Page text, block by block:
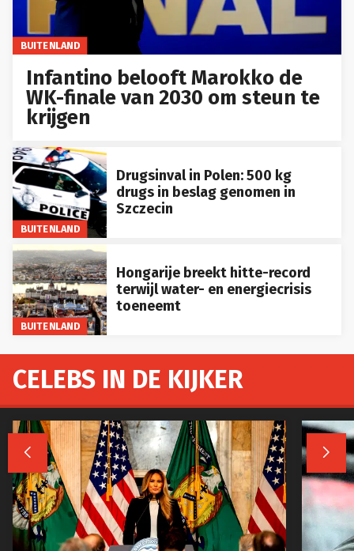
BUITENLAND
Infantino belooft Marokko de
WK-finale van 2030 om steun te
krijgen
BUITENLAND
Drugsinval in Polen: 500 kg
drugs in beslag genomen in
Szczecin
BUITENLAND
Hongarije breekt hitte-record
terwijl water- en energiecrisis
toeneemt
CELEBS IN DE KIJKER
 